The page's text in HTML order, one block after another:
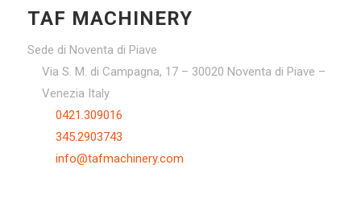
TAF MACHINERY
Sede di Noventa di Piave
Via S. M. di Campagna, 17 – 30020 Noventa di Piave –
Venezia Italy
0421.309016
345.2903743
info@tafmachinery.com